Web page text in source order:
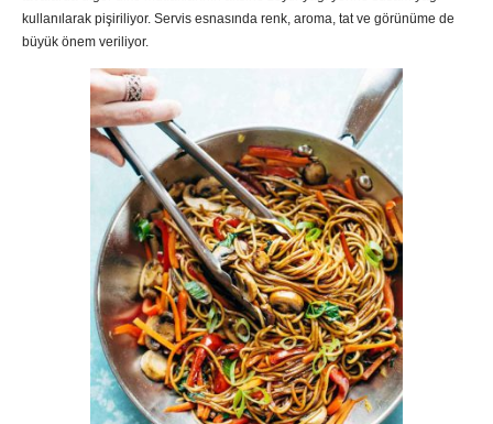
kullanılarak pişiriliyor. Servis esnasında renk, aroma, tat ve görünüme de
büyük önem veriliyor.